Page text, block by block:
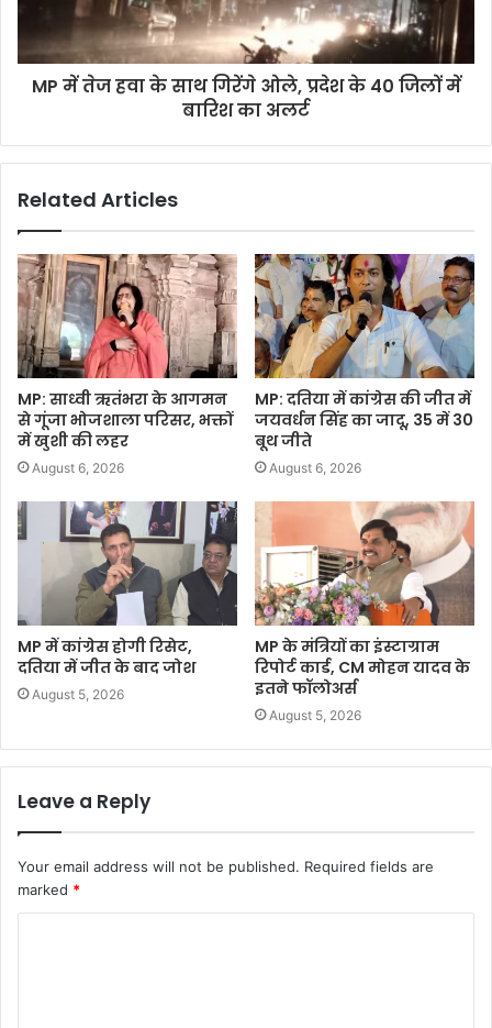
MP में तेज हवा के साथ गिरेंगे ओले, प्रदेश के 40 जिलों में
बारिश का अलर्ट
Related Articles
MP: साध्वी ऋतंभरा के आगमन
से गूंजा भोजशाला परिसर, भक्तों
में खुशी की लहर
August 6, 2026
MP: दतिया में कांग्रेस की जीत में
जयवर्धन सिंह का जादू, 35 में 30
बूथ जीते
August 6, 2026
MP में कांग्रेस होगी रिसेट,
दतिया में जीत के बाद जोश
August 5, 2026
MP के मंत्रियों का इंस्टाग्राम
रिपोर्ट कार्ड, CM मोहन यादव के
इतने फॉलोअर्स
August 5, 2026
Leave a Reply
Your email address will not be published. Required fields are
marked *